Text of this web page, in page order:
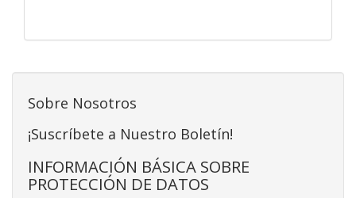
Sobre Nosotros
¡Suscríbete a Nuestro Boletín!
INFORMACIÓN BÁSICA SOBRE
PROTECCIÓN DE DATOS